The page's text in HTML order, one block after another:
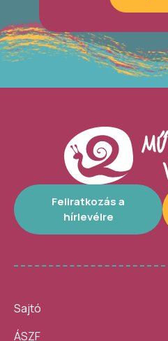
Feliratkozás a
hírlevélre
Sajtó
ÁSZF